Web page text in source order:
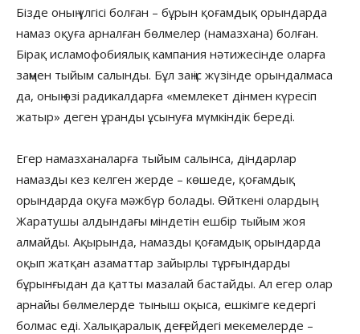
Бізде оның үлгісі болған – бұрын қоғамдық орындарда
намаз оқуға арналған бөлмелер (намазхана) болған.
Бірақ исламофобиялық кампания нәтижесінде оларға
заңмен тыйым салынды. Бұл заң іс жүзінде орындалмаса
да, оның өзі радикалдарға «мемлекет дінмен күресіп
жатыр» деген ұранды ұсынуға мүмкіндік береді.
Егер намазханаларға тыйым салынса, діндарлар
намазды кез келген жерде – көшеде, қоғамдық
орындарда оқуға мәжбүр болады. Өйткені олардың
Жаратушы алдындағы міндетін ешбір тыйым жоя
алмайды. Ақырында, намазды қоғамдық орындарда
оқып жатқан азаматтар зайырлы тұрғындарды
бұрынғыдан да қатты мазалай бастайды. Ал егер олар
арнайы бөлмелерде тыныш оқыса, ешкімге кедергі
болмас еді. Халықаралық деңгейдегі мекемелерде –